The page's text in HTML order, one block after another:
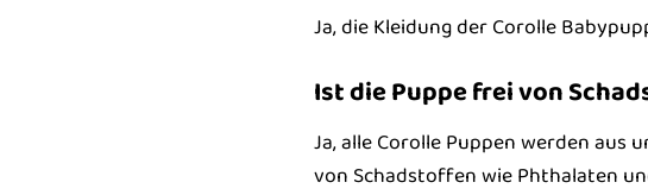
Ja, die Kleidung der Corolle
Ist die Puppe frei von
Ja, alle Corolle Puppen werden
von Schadstoffen wie Phthalaten